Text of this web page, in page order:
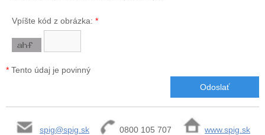
Vpíšte kód z obrázka: *
* Tento údaj je povinný
spig@spig.sk 0800 105 707 www.spig.sk